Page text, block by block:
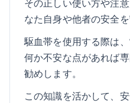
その正しい使い方や注
なた自身や他者の安全
駆血帯を使用する際は
何か不安な点があれば
勧めします。
この知識を活かして、